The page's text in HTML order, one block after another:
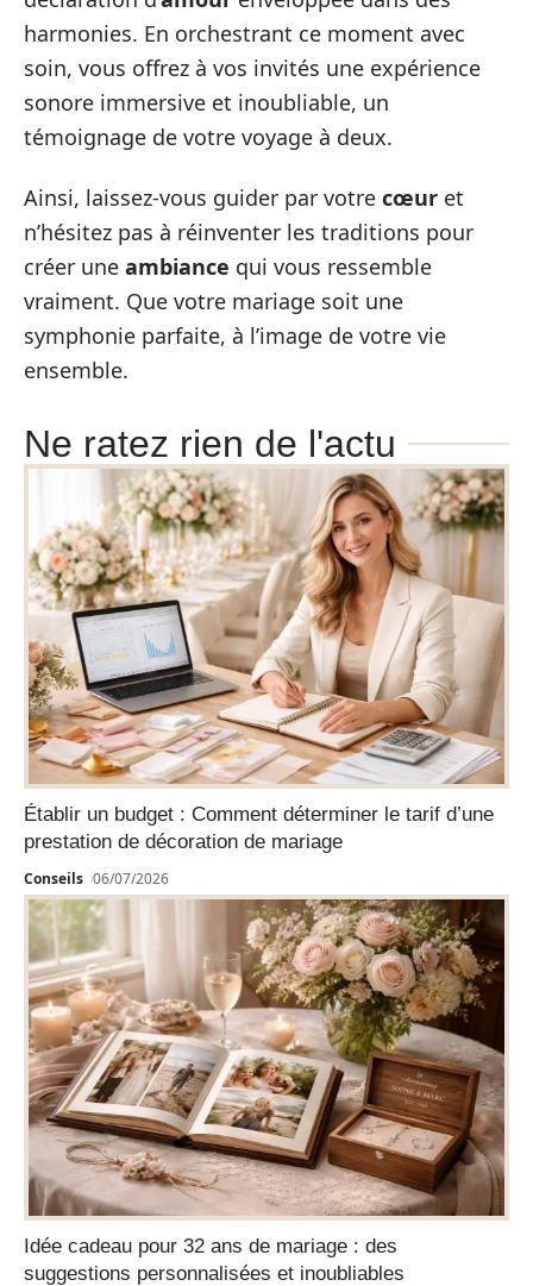
harmonies. En orchestrant ce moment avec
soin, vous offrez à vos invités une expérience
sonore immersive et inoubliable, un
témoignage de votre voyage à deux.
Ainsi, laissez-vous guider par votre cœur et
n’hésitez pas à réinventer les traditions pour
créer une ambiance qui vous ressemble
vraiment. Que votre mariage soit une
symphonie parfaite, à l’image de votre vie
ensemble.
Ne ratez rien de l'actu
Établir un budget : Comment déterminer le tarif d’une
prestation de décoration de mariage
Conseils 06/07/2026
Idée cadeau pour 32 ans de mariage : des
suggestions personnalisées et inoubliables